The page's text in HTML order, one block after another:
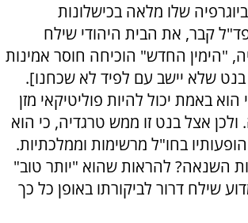
שלו מלאה בכישלונות
קבר, את הבית היהודי שילח
"הימין החדש" הוכיחה חוסר אמינות
שלא יישב עם לפיד לא שכחנו].
באמת יכול להיות פוליטיקאי מזן
אצל בנט זו ממש טרגדיה, כי הוא
בחו"ל מרשימות וממלכתיות.
השנאה? להראות שהוא "יותר טוב"
שילח דרור לביקורתו באופן כל כך